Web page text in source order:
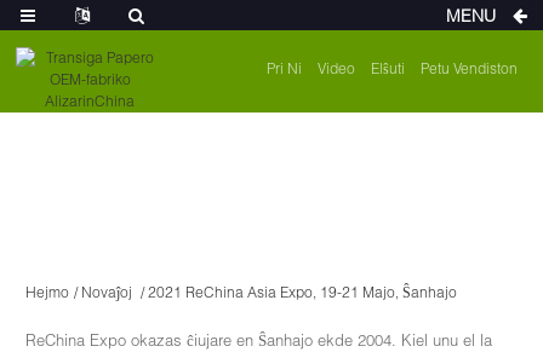
Pri Ni Video Elŝuti Petu Vendiston
Hejmo Novaĵoj 2021 ReChina Asia Expo, 19-21 Majo, Ŝanhajo
ReChina Expo okazas ĉiujare en Ŝanhajo ekde 2004. Kiel unu el la
MENU